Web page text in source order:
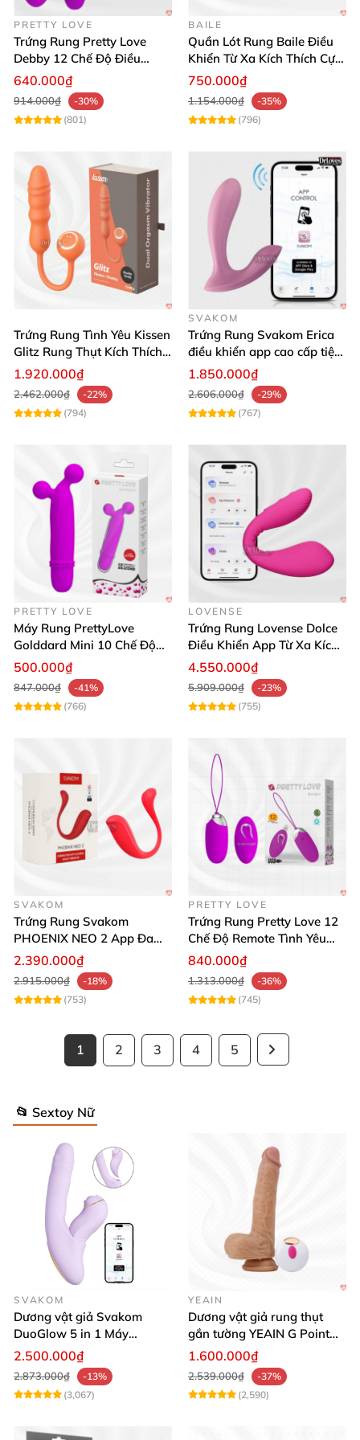
PRETTY LOVE
Trứng Rung Pretty Love
Debby 12 Chế Độ Điều
Khiển Từ Xa Siêu Mượt
640.000₫
914.000₫
-30%
(801)
BAILE
Quần Lót Rung Baile Điều
Khiển Từ Xa Kích Thích Cực
Mạnh
750.000₫
1.154.000₫
-35%
(796)
Trứng Rung Tình Yêu Kissen
Glitz Rung Thụt Kích Thích
Mua Ngay
1.920.000₫
2.462.000₫
-22%
(794)
SVAKOM
Trứng Rung Svakom Erica
điều khiển app cao cấp tiện
lợi
1.850.000₫
2.606.000₫
-29%
(767)
PRETTY LOVE
Máy Rung PrettyLove
Golddard Mini 10 Chế Độ
Kích Thích Cực Sướng
500.000₫
847.000₫
-41%
(766)
LOVENSE
Trứng Rung Lovense Dolce
Điều Khiển App Từ Xa Kích
Thích
4.550.000₫
5.909.000₫
-23%
(755)
SVAKOM
Trứng Rung Svakom
PHOENIX NEO 2 App Đa
Chức Năng Hấp Dẫn
2.390.000₫
2.915.000₫
-18%
(753)
PRETTY LOVE
Trứng Rung Pretty Love 12
Chế Độ Remote Tình Yêu
Kích Thích
840.000₫
1.313.000₫
-36%
(745)
1 2 3 4 5
📂 Sextoy Nữ
SVAKOM
Dương vật giả Svakom
DuoGlow 5 in 1 Máy
Massage Điểm G & Âm Vật
Điều Khiển App
2.500.000₫
2.873.000₫
-13%
(3,067)
YEAIN
Dương vật giả rung thụt
gắn tường YEAIN G Point
siêu thực điều khiển từ xa
1.600.000₫
2.539.000₫
-37%
(2,590)